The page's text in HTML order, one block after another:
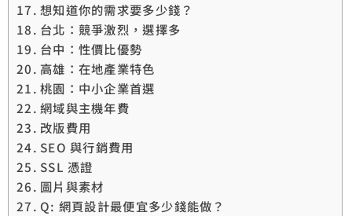
想知道你的需求要多少錢？
台北：競爭激烈，選擇多
台中：性價比優勢
高雄：在地產業特色
桃園：中小企業首選
網域與主機年費
改版費用
SEO 與行銷費用
SSL 憑證
圖片與素材
Q: 網頁設計最便宜多少錢能做？